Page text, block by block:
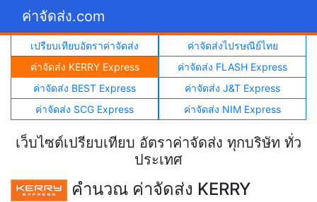
ค่าจัดส่ง.com
เปรียบเทียบอัตราค่าจัดส่ง
ค่าจัดส่งไปรษณีย์ไทย
ค่าจัดส่ง KERRY Express
ค่าจัดส่ง FLASH Express
ค่าจัดส่ง BEST Express
ค่าจัดส่ง J&T Express
ค่าจัดส่ง SCG Express
ค่าจัดส่ง NIM Express
เว็บไซต์เปรียบเทียบ อัตราค่าจัดส่ง ทุกบริษัท ทั่ว
ประเทศ
คำนวณ ค่าจัดส่ง KERRY